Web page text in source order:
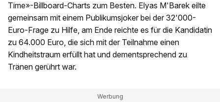
Time»-Billboard-Charts zum Besten. Elyas M'Barek eilte
gemeinsam mit einem Publikumsjoker bei der 32'000-
Euro-Frage zu Hilfe, am Ende reichte es für die Kandidatin
zu 64.000 Euro, die sich mit der Teilnahme einen
Kindheitstraum erfüllt hat und dementsprechend zu
Tränen gerührt war.